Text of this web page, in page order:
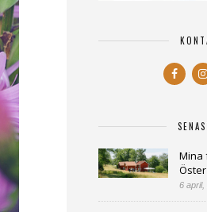
Mina
6 april,